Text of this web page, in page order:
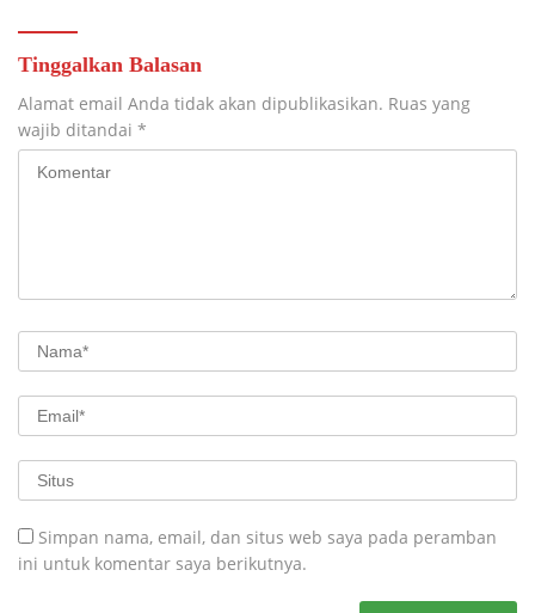
Tinggalkan Balasan
Alamat email Anda tidak akan dipublikasikan. Ruas yang
wajib ditandai *
Simpan nama, email, dan situs web saya pada peramban
ini untuk komentar saya berikutnya.